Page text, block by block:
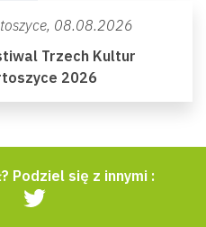
08.08.2026
Trzech Kultur
2026
Podziel się z innymi :